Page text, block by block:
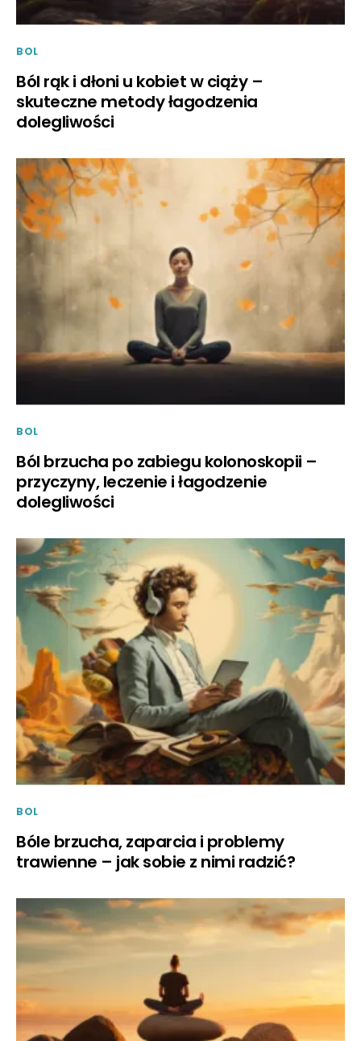
BOL
Ból rąk i dłoni u kobiet w ciąży –
skuteczne metody łagodzenia
dolegliwości
BOL
Ból brzucha po zabiegu kolonoskopii –
przyczyny, leczenie i łagodzenie
dolegliwości
BOL
Bóle brzucha, zaparcia i problemy
trawienne – jak sobie z nimi radzić?